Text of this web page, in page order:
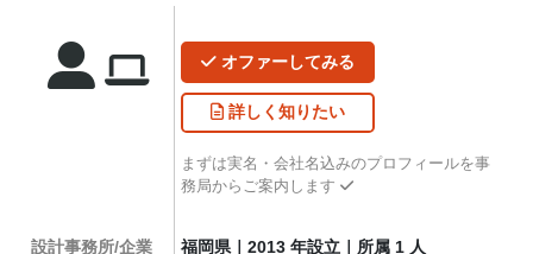
オファーしてみる
詳しく知りたい
まずは実名・会社名込みのプロフィールを事
務局からご案内します
設計事務所/企業
福岡県｜2013 年設立｜所属 1 人